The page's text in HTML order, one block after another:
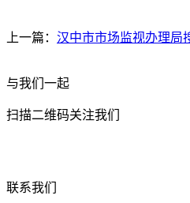
上一篇： 汉中市市场监视办理局
与我们一起
扫描二维码关注我们
联系我们